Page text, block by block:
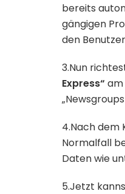
bereits
gängigen
den
3.Nun
Express“ am
4.Nach dem
Normalfall
Daten wie
5.Jetzt